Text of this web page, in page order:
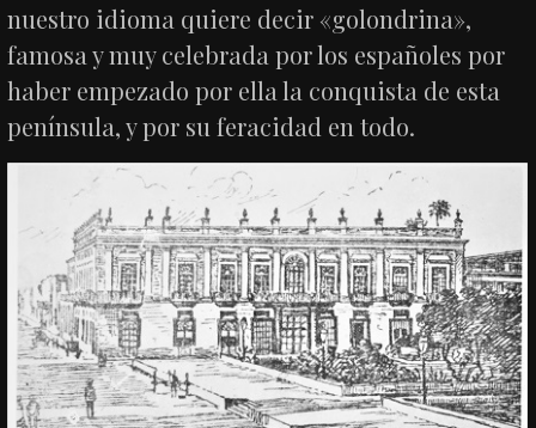
nuestro idioma quiere decir «golondrina»,
famosa y muy celebrada por los españoles por
haber empezado por ella la conquista de esta
península, y por su feracidad en todo.